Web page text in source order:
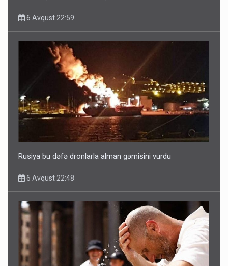
Rusiya Azərbaycan vətədaşlarını deport etdi
6 Avqust 22:59
Rusiya bu dəfə dronlarla alman gəmisini vurdu
6 Avqust 22:48